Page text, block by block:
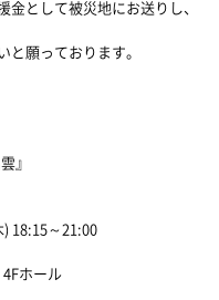
金として被災地にお送りし、
と願っております。
』
18:15～21:00
ホール